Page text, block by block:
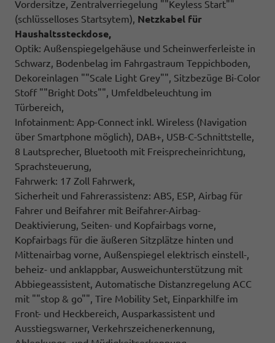
Vordersitze, Zentralverriegelung ""Keyless Start""
(schlüsselloses Startsytem), Netzkabel für
Haushaltssteckdose,
Optik: Außenspiegelgehäuse und Scheinwerferleiste in
Schwarz, Bodenbelag im Fahrgastraum Teppichboden,
Dekoreinlagen ""Scale Light Grey"", Sitzbezüge Bi-Color
Stoff ""Bright Dots"", Umfeldbeleuchtung im
Türbereich,
Infotainment: App-Connect inkl. Wireless (Navigation
über Smartphone möglich), DAB+, USB-C-Schnittstelle,
8 Lautsprecher, Bluetooth mit Freisprecheinrichtung,
Sprachsteuerung,
Fahrwerk: 17 Zoll Fahrwerk,
Sicherheit und Fahrerassistenz: ABS, ESP, Airbag für
Fahrer und Beifahrer mit Beifahrer-Airbag-
Deaktivierung, Seiten- und Kopfairbags vorne,
Kopfairbags für die äußeren Sitzplätze hinten und
Mittenairbag vorne, Außenspiegel elektrisch einstell-,
beheiz- und anklappbar, Ausweichunterstützung mit
Abbiegeassistent, Automatische Distanzregelung ACC
mit ""stop & go"", Tire Mobility Set, Einparkhilfe im
Front- und Heckbereich, Ausparkassistent und
Ausstiegswarner, Verkehrszeichenerkennung,